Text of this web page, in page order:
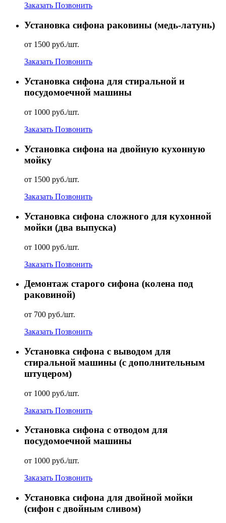
Заказать Позвонить
Установка сифона раковины (медь-латунь)
от 1500 руб./шт.
Заказать Позвонить
Установка сифона для стиральной и
посудомоечной машины
от 1000 руб./шт.
Заказать Позвонить
Установка сифона на двойную кухонную
мойку
от 1500 руб./шт.
Заказать Позвонить
Установка сифона сложного для кухонной
мойки (два выпуска)
от 1000 руб./шт.
Заказать Позвонить
Демонтаж старого сифона (колена под
раковиной)
от 700 руб./шт.
Заказать Позвонить
Установка сифона с выводом для
стиральной машины (с дополнительным
штуцером)
от 1000 руб./шт.
Заказать Позвонить
Установка сифона с отводом для
посудомоечной машины
от 1000 руб./шт.
Заказать Позвонить
Установка сифона для двойной мойки
(сифон с двойным сливом)